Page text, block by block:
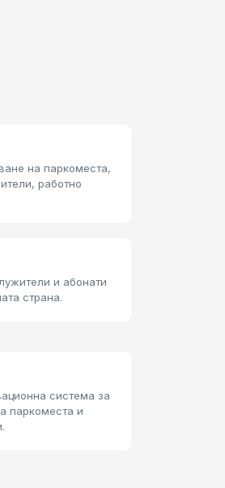
на паркоместа,
работно
и абонати
страна.
система за
паркоместа и